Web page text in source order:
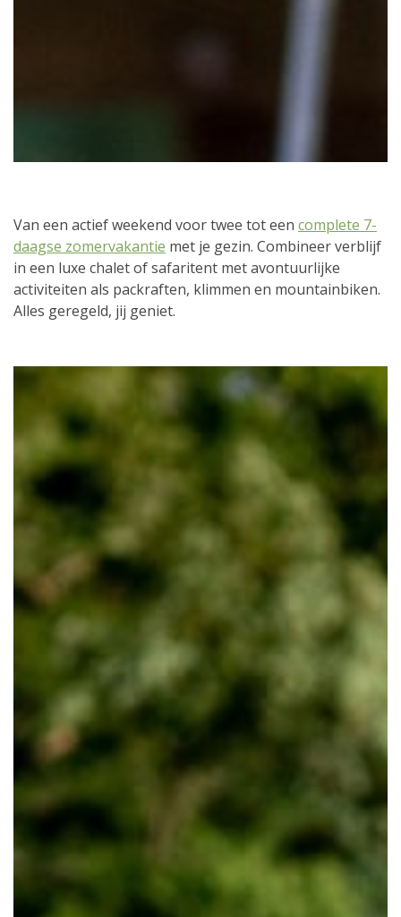
Van een actief weekend voor twee tot een complete 7-
daagse zomervakantie met je gezin. Combineer verblijf
in een luxe chalet of safaritent met avontuurlijke
activiteiten als packraften, klimmen en mountainbiken.
Alles geregeld, jij geniet.